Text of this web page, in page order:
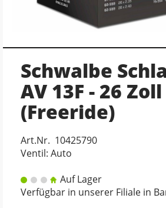
Schwalbe
AV 13F - 26 Zoll
(Freeride)
Art.Nr. 10425790
Ventil: Auto
Auf Lager
Verfügbar in unserer Filiale in